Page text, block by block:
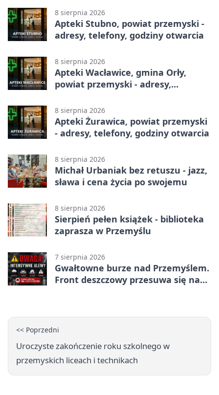
8 sierpnia 2026
Apteki Stubno, powiat przemyski -
adresy, telefony, godziny otwarcia
8 sierpnia 2026
Apteki Wacławice, gmina Orły,
powiat przemyski - adresy,
8 sierpnia 2026
Apteki Żurawica, powiat przemyski
- adresy, telefony, godziny otwarcia
8 sierpnia 2026
Michał Urbaniak bez retuszu - jazz,
sława i cena życia po swojemu
8 sierpnia 2026
Sierpień pełen książek - biblioteka
zaprasza w Przemyślu
7 sierpnia 2026
Gwałtowne burze nad Przemyślem.
Front deszczowy przesuwa się na
<< Poprzedni
Uroczyste zakończenie roku szkolnego w
przemyskich liceach i technikach